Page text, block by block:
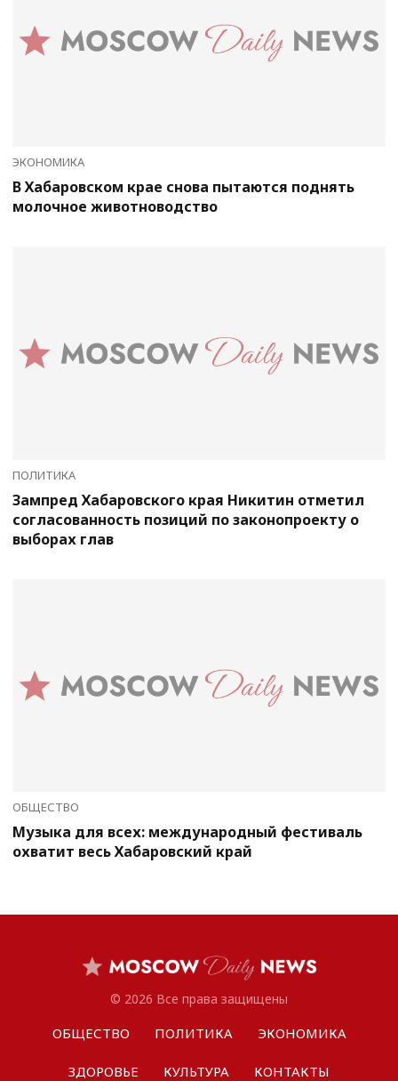
ЭКОНОМИКА
В Хабаровском крае снова пытаются поднять
молочное животноводство
ПОЛИТИКА
Зампред Хабаровского края Никитин отметил
согласованность позиций по законопроекту о
выборах глав
ОБЩЕСТВО
Музыка для всех: международный фестиваль
охватит весь Хабаровский край
© 2026 Все права защищены
ОБЩЕСТВО ПОЛИТИКА ЭКОНОМИКА
ЗДОРОВЬЕ КУЛЬТУРА КОНТАКТЫ